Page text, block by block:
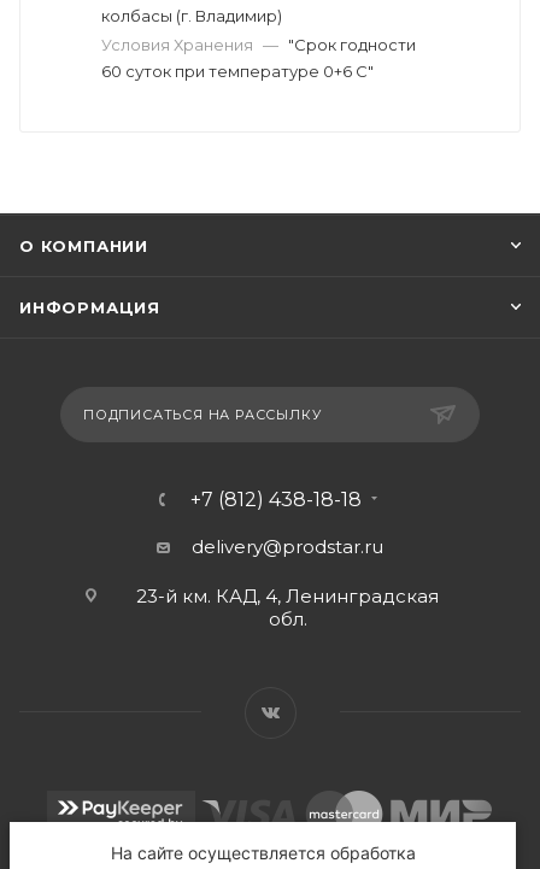
колбасы (г. Владимир)
Условия Хранения — "Срок годности
60 суток при температуре 0+6 С"
О КОМПАНИИ
ИНФОРМАЦИЯ
ПОДПИСАТЬСЯ НА РАССЫЛКУ
+7 (812) 438-18-18
delivery@prodstar.ru
23-й км. КАД, 4, Ленинградская
обл.
На сайте осуществляется обработка